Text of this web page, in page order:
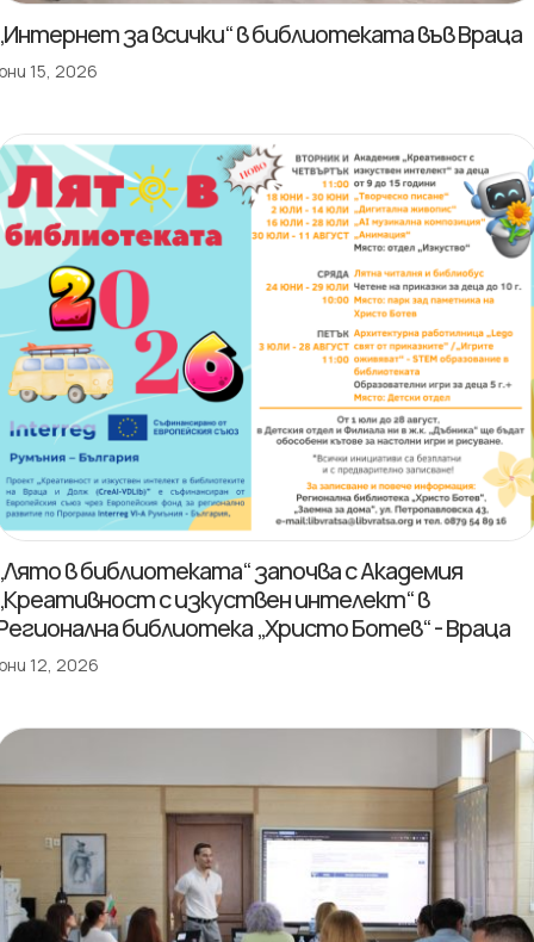
за всички“ в библиотеката във Враца
15, 2026
в библиотеката“ започва с Академия
с изкуствен интелект“ в
библиотека „Христо Ботев“ - Враца
12, 2026